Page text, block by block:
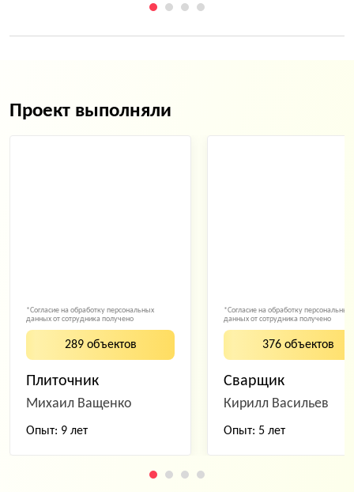
Проект выполняли
*Согласие на обработку персональных
данных от сотрудника получено
289 объектов
Плиточник
Михаил Ващенко
Опыт: 9 лет
*Согласие на обработку персональных
данных от сотрудника получено
376 объектов
Сварщик
Кирилл Васильев
Опыт: 5 лет